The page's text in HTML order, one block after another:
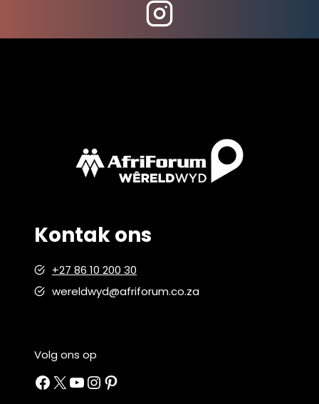
Kontak ons
+27 86 10 200 30
wereldwyd@afriforum.co.za
Volg ons op
Facebook
X YouTube
Instagram
Pinterest